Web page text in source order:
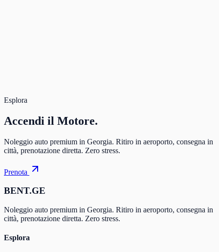
Esplora
Accendi il Motore.
Noleggio auto premium in Georgia. Ritiro in aeroporto, consegna in
città, prenotazione diretta. Zero stress.
Prenota
BENT.GE
Noleggio auto premium in Georgia. Ritiro in aeroporto, consegna in
città, prenotazione diretta. Zero stress.
Esplora